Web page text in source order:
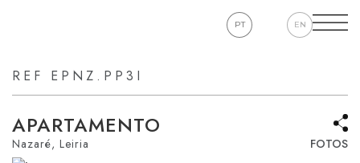
EN
PT
REF EPNZ.PP3I
APARTAMENTO
Nazaré, Leiria FOTOS